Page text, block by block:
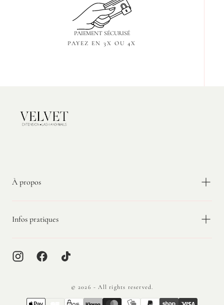
PAIEMENT SÉCURISÉ
PAYEZ EN 3X OU 4X
À propos
Infos pratiques
© 2026 - All rights reserved.
{"title"=>"Méthodes